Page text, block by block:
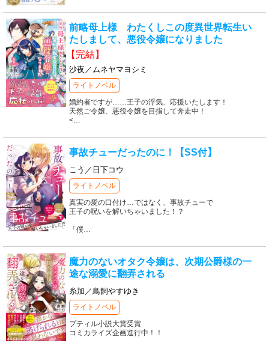
前略母上様 わたくしこの度異世界転生い
たしまして、悪役令嬢になりました
【完結】
沙夜／ムネヤマヨシミ
ライトノベル
婚約者ですが……王子の浮気、応援いたします！
天然ご令嬢、悪役令嬢を目指して奔走中！
<…
事故チューだったのに！【SS付】
こう／日下コウ
ライトノベル
真実の愛の口付け…ではなく、事故チューで
王子の呪いを解いちゃいました！？
「僕…
魔力のないオタク令嬢は、次期公爵様の一
途な溺愛に翻弄される
糸加／鳥飼やすゆき
ライトノベル
プティル小説大賞受賞
コミカライズ企画進行中！！